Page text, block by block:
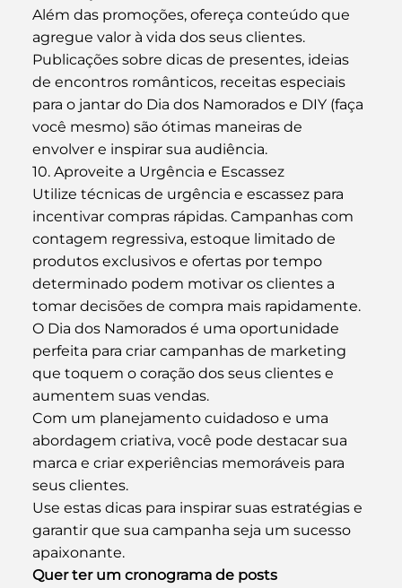
Além das promoções, ofereça conteúdo que
agregue valor à vida dos seus clientes.
Publicações sobre dicas de presentes, ideias
de encontros românticos, receitas especiais
para o jantar do Dia dos Namorados e DIY (faça
você mesmo) são ótimas maneiras de
envolver e inspirar sua audiência.
10. Aproveite a Urgência e Escassez
Utilize técnicas de urgência e escassez para
incentivar compras rápidas. Campanhas com
contagem regressiva, estoque limitado de
produtos exclusivos e ofertas por tempo
determinado podem motivar os clientes a
tomar decisões de compra mais rapidamente.
O Dia dos Namorados é uma oportunidade
perfeita para criar campanhas de marketing
que toquem o coração dos seus clientes e
aumentem suas vendas.
Com um planejamento cuidadoso e uma
abordagem criativa, você pode destacar sua
marca e criar experiências memoráveis para
seus clientes.
Use estas dicas para inspirar suas estratégias e
garantir que sua campanha seja um sucesso
apaixonante.
Quer ter um cronograma de posts